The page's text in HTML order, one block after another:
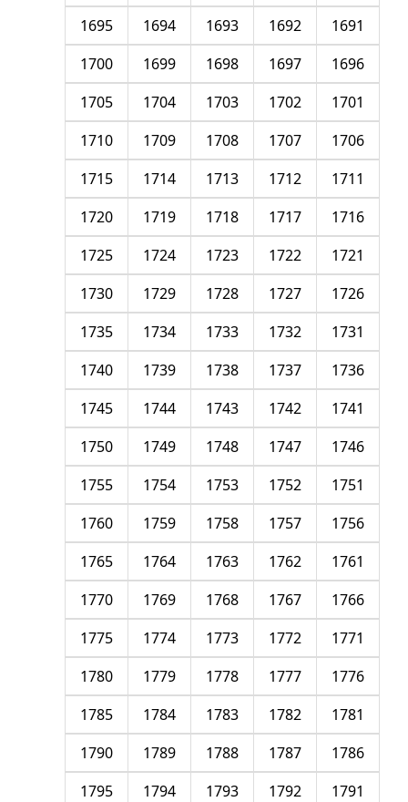
1691
1692
1693
1694
1695
1696
1697
1698
1699
1700
1701
1702
1703
1704
1705
1706
1707
1708
1709
1710
1711
1712
1713
1714
1715
1716
1717
1718
1719
1720
1721
1722
1723
1724
1725
1726
1727
1728
1729
1730
1731
1732
1733
1734
1735
1736
1737
1738
1739
1740
1741
1742
1743
1744
1745
1746
1747
1748
1749
1750
1751
1752
1753
1754
1755
1756
1757
1758
1759
1760
1761
1762
1763
1764
1765
1766
1767
1768
1769
1770
1771
1772
1773
1774
1775
1776
1777
1778
1779
1780
1781
1782
1783
1784
1785
1786
1787
1788
1789
1790
1791
1792
1793
1794
1795